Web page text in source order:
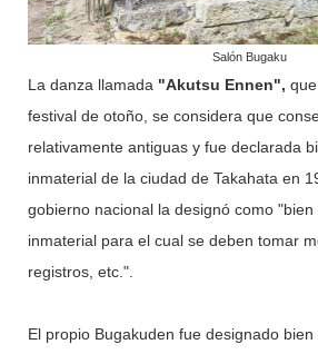
Salón Bugaku
La danza llamada "Akutsu Ennen",
festival de otoño, se considera que
relativamente antiguas y fue declarada
inmaterial de la ciudad de Takahata en
gobierno nacional la designó como
inmaterial para el cual se deben tomar
registros, etc.".
El propio Bugakuden fue designado